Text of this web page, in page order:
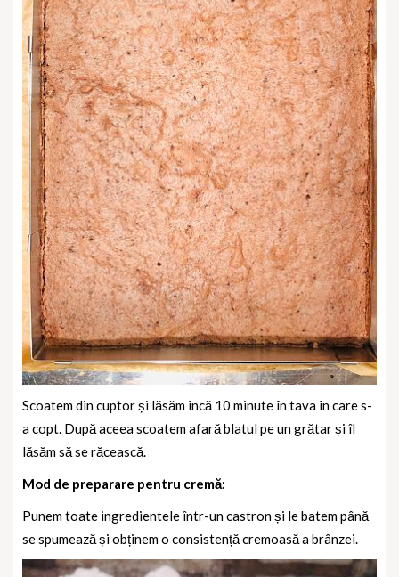
Scoatem din cuptor și lăsăm încă 10 minute în tava în care s-
a copt. După aceea scoatem afară blatul pe un grătar și îl
lăsăm să se răcească.
Mod de preparare pentru cremă:
Punem toate ingredientele într-un castron și le batem până
se spumează și obținem o consistență cremoasă a brânzei.